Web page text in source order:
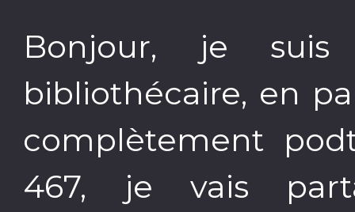
Bonjour, je
bibliothécaire, en
complètement
467, je vais